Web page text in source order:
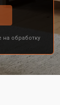
обработку